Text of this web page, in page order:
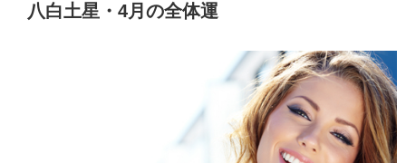
八白土星・4月の全体運